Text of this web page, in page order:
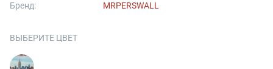
Бренд:
MRPERSWALL
ВЫБЕРИТЕ ЦВЕТ